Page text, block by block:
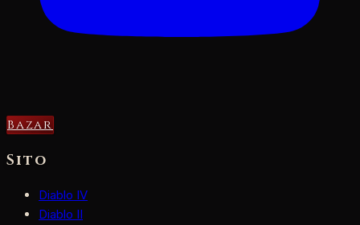
Bazar
Sito
Diablo IV
Diablo II